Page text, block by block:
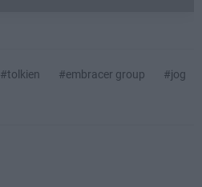
#tolkien #embracer group
#jog